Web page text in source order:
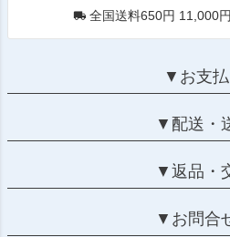
全国送料650円 11,000
▼お支
▼配送・
▼返品・
▼お問合